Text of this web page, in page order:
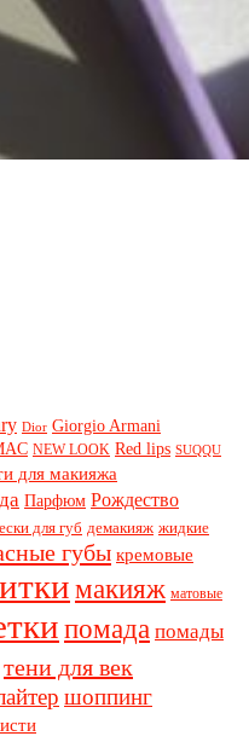
Dior Giorgio Armani
NEW LOOK Red lips SUQQU
для макияжа
Парфюм Рождество
для губ демакияж жидкие
губы кремовые
макияж матовые
помада помады
тени для век
шоппинг